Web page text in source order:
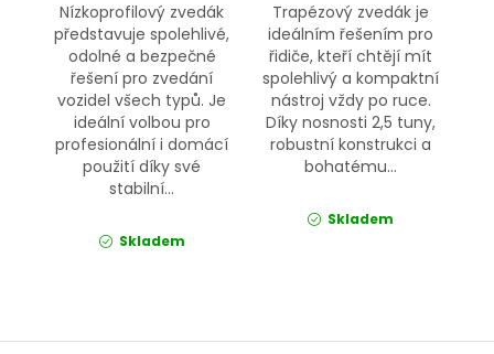
Nízkoprofilový zvedák
představuje spolehlivé,
odolné a bezpečné
řešení pro zvedání
vozidel všech typů. Je
ideální volbou pro
profesionální i domácí
použití díky své
stabilní...
Skladem
Trapézový zvedák je
ideálním řešením pro
řidiče, kteří chtějí mít
spolehlivý a kompaktní
nástroj vždy po ruce.
Díky nosnosti 2,5 tuny,
robustní konstrukci a
bohatému...
Skladem